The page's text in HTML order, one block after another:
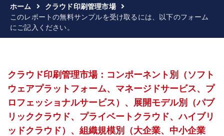
ホーム
クラウド印刷管理市場
このレポートの無料サンプルを受け取るには、以下のフォーム
にご記入ください。
クラウド印刷管理市場：コンポーネント別（ソフト
ウェアプラットフォーム、マネージドサービス、プ
ロフェッショナルサービス）、展開モデル別（パブ
リッククラウド、プライベートクラウド、ハイブリ
ッドクラウド）、組織規模別（大企業、中小企業